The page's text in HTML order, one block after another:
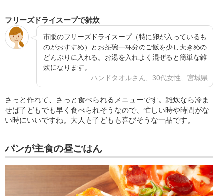
フリーズドライスープで雑炊
市販のフリーズドライスープ（特に卵が入っているも
のがおすすめ）とお茶碗一杯分のご飯を少し大きめの
どんぶりに入れる。お湯を入れよく混ぜると簡単な雑
炊になります。
ハンドタオルさん、30代女性、宮城県
さっと作れて、さっと食べられるメニューです。雑炊なら冷ま
せば子どもでも早く食べられそうなので、忙しい時や時間がな
い時にいいですね。大人も子どもも喜びそうな一品です。
パンが主食の昼ごはん